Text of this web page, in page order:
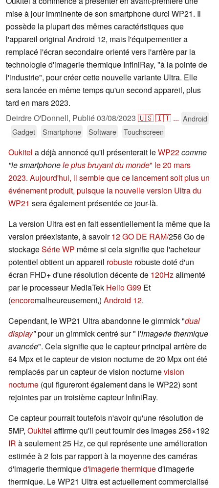
mise à jour imminente de son smartphone durci WP21. Il
possède la plupart des mêmes caractéristiques que
l'appareil original Android 12, mais l'équipementier a
remplacé l'écran secondaire orienté vers l'arrière par la
technologie d'imagerie thermique InfiniRay, "à la pointe de
l'industrie", pour créer cette nouvelle variante Ultra. Elle
sera lancée en même temps qu'un second appareil, plus
tard en mars 2023.
Deirdre O'Donnell, Publié03/08/2023 🇺🇸🇮🇹 ... Android
Gadget
Smartphone Software Touchscreen
Oukitel a déjà annoncé qu'il présenterait leWP22comme
"le smartphonele plus bruyant du monde" le 20 mars
2023. Aujourd'hui, il semble que ce lancement soit plus un
événement produit, puisque la nouvelle version Ultra du
WP21 sera également présentée ce jour-là.
La version Ultra est en fait essentiellement la même que la
version préexistante, à savoir12 GO DE RAM/256 Go de
stockageSérie WP même si cela signifie que l'acheteur
potentiel obtient un appareil robuste robuste doté d'un
écran FHD+ d'une résolution décente de 120Hzalimenté
par le processeur MediaTek Helio G99 Et
(encoremalheureusement,) Android 12.
Cependant, le WP21 Ultra abandonne le gimmick "dual
display"pour un gimmick centré sur " l'imagerie thermique
avancée". Cela signifie que le capteur principal arrière de
64 Mpx et le capteur de vision nocturne de 20 Mpx ont été
remplacés par un capteur de vision nocturnevision
nocturne (qui figureront également dans le WP22) sont
rejointes par un troisième capteur InfiniRay.
Ce capteur pourrait toutefois n'avoir qu'une résolution de
5MP, Oukitel affirme qu'il peut fournir des images 256×192
IR à seulement 25 Hz, ce qui représente une amélioration
estimée à 2 fois par rapport à la moyenne des caméras
d'imagerie thermiqued'imagerie thermiqued'imagerie
thermique. Le WP21 Ultra est actuellement commercialisé